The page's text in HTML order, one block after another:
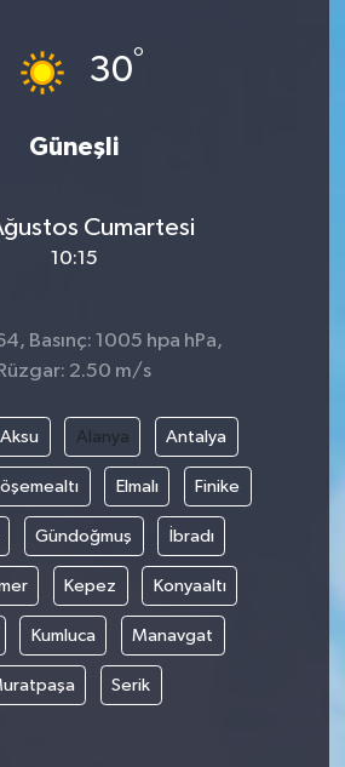
30°
Güneşli
Cumartesi
10:15
Basınç: 1005 hpa hPa,
Rüzgar: 2.50 m/s
Aksu Alanya Antalya
Elmalı Finike
Gündoğmuş İbradı
Kepez Konyaaltı
Kumluca Manavgat
Serik